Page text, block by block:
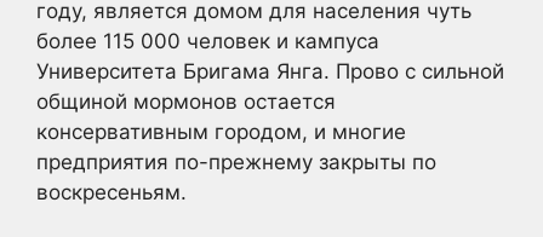
году, является домом для населения чуть
более 115 000 человек и кампуса
Университета Бригама Янга. Прово с сильной
общиной мормонов остается
консервативным городом, и многие
предприятия по-прежнему закрыты по
воскресеньям.